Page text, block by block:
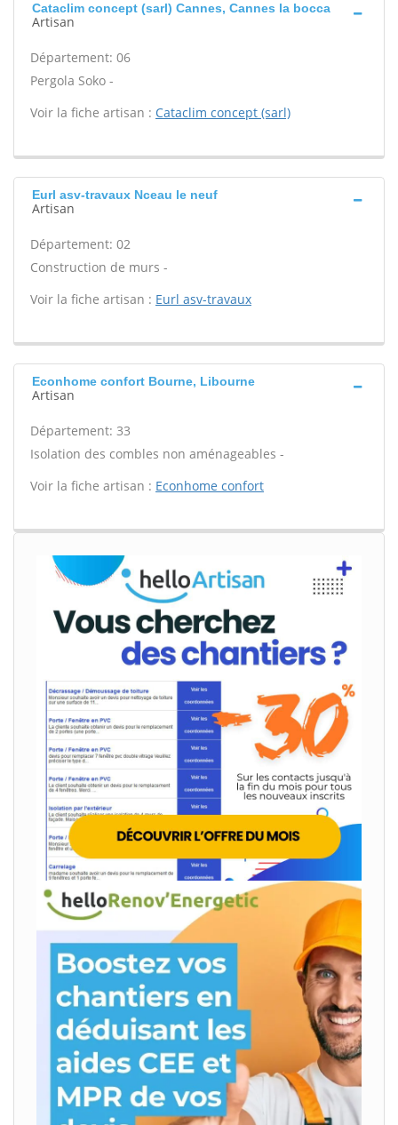
Cataclim concept (sarl) Cannes, Cannes la bocca
Artisan
Département: 06
Pergola Soko -
Voir la fiche artisan : Cataclim concept (sarl)
Eurl asv-travaux Nceau le neuf
Artisan
Département: 02
Construction de murs -
Voir la fiche artisan : Eurl asv-travaux
Econhome confort Bourne, Libourne
Artisan
Département: 33
Isolation des combles non aménageables -
Voir la fiche artisan : Econhome confort